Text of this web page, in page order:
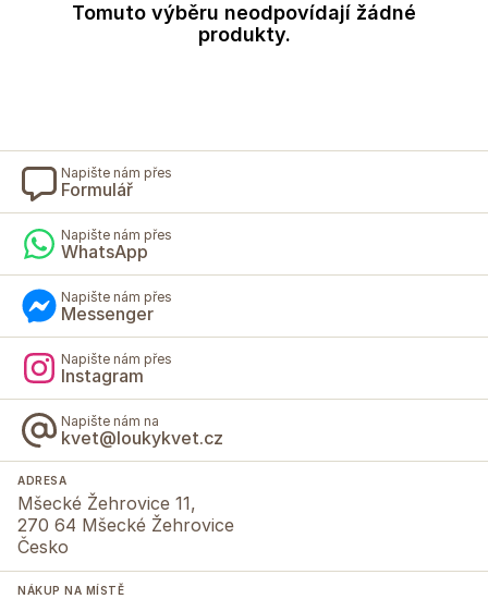
Tomuto výběru neodpovídají žádné
produkty.
Napište nám přes
Formulář
Napište nám přes
WhatsApp
Napište nám přes
Messenger
Napište nám přes
Instagram
Napište nám na
kvet@loukykvet.cz
ADRESA
Mšecké Žehrovice 11,
270 64 Mšecké Žehrovice
Česko
NÁKUP NA MÍSTĚ